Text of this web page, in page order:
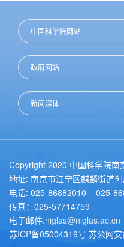
中国科学院网站
政府网站
新闻媒体
Copyright 2020 中国科学院南
地址: 南京市江宁区麒麟街道
电话: 025-86882010 025-
传真：025-57714759
电子邮件:niglas@niglas.ac.cn
苏ICP备05004319号 苏公网